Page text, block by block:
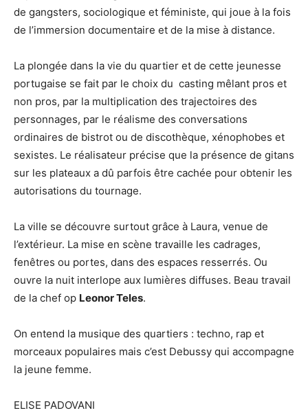
de gangsters, sociologique et féministe, qui joue à la fois
de l’immersion documentaire et de la mise à distance.
La plongée dans la vie du quartier et de cette jeunesse
portugaise se fait par le choix du casting mêlant pros et
non pros, par la multiplication des trajectoires des
personnages, par le réalisme des conversations
ordinaires de bistrot ou de discothèque, xénophobes et
sexistes. Le réalisateur précise que la présence de gitans
sur les plateaux a dû parfois être cachée pour obtenir les
autorisations du tournage.
La ville se découvre surtout grâce à Laura, venue de
l’extérieur. La mise en scène travaille les cadrages,
fenêtres ou portes, dans des espaces resserrés. Ou
ouvre la nuit interlope aux lumières diffuses. Beau travail
de la chef op Leonor Teles.
On entend la musique des quartiers : techno, rap et
morceaux populaires mais c’est Debussy qui accompagne
la jeune femme.
ELISE PADOVANI